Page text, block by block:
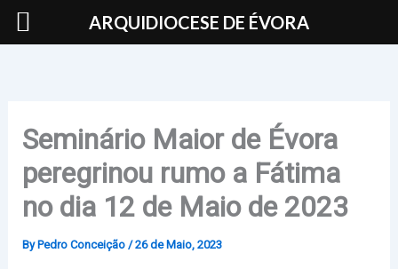
Skip
Seminário Maior de Évora
peregrinou rumo a Fátima
no dia 12 de Maio de 2023
By Pedro Conceição /26 de Maio, 2023
ARQUIDIOCESE DE ÉVORA